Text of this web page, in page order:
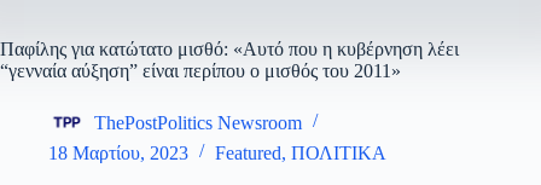
Παφίλης για κατώτατο μισθό: «Αυτό που η κυβέρνηση λέει
“γενναία αύξηση” είναι περίπου ο μισθός του 2011»
ThePostPolitics Newsroom
18 Μαρτίου, 2023
Featured, ΠΟΛΙΤΙΚΑ